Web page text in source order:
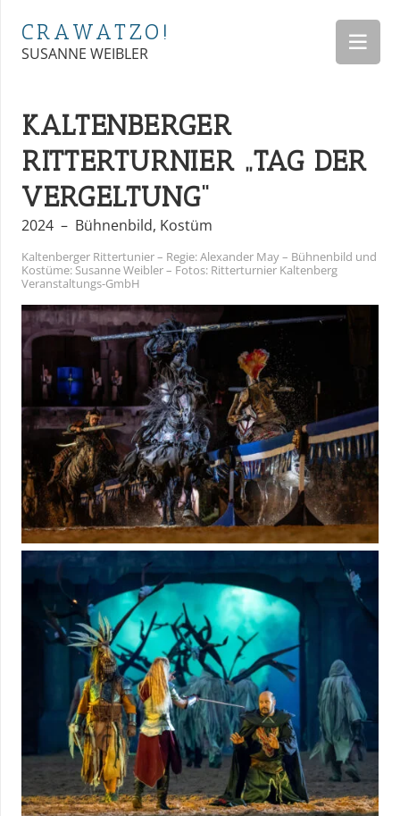
CRAWATZO!
SUSANNE WEIBLER
KALTENBERGER
RITTERTURNIER „TAG DER
VERGELTUNG“
2024 – Bühnenbild, Kostüm
Kaltenberger Rittertunier – Regie: Alexander May – Bühnenbild und
Kostüme: Susanne Weibler – Fotos: Ritterturnier Kaltenberg
Veranstaltungs-GmbH